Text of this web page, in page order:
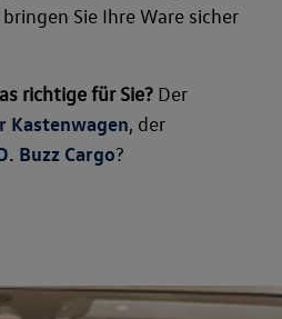
Sie Ihre Ware sicher
richtige für Sie? Der
Kastenwagen, der
Buzz Cargo?